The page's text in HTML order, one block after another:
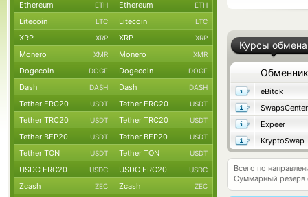
Курсы обмена
Обменник
eBitok
SwapsCenter
Expeer
KryptoSwap
Всего по
Суммарный резерв
Ethereum ETH Ethereum ETH
Litecoin LTC Litecoin LTC
XRP XRP XRP XRP
Monero XMR Monero XMR
Dogecoin DOGE Dogecoin DOGE
Dash DASH Dash DASH
Tether ERC20 USDT Tether ERC20 USDT
Tether TRC20 USDT Tether TRC20 USDT
Tether BEP20 USDT Tether BEP20 USDT
Tether TON USDT Tether TON USDT
USDC ERC20 USDC USDC ERC20 USDC
Zcash ZEC Zcash ZEC